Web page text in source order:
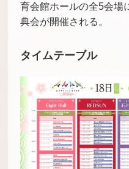
育会館ホールの全5会場
典会が開催される。
タイムテーブル